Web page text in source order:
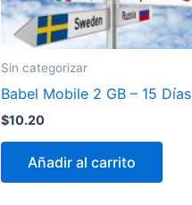
Sin categorizar
Babel Mobile 2 GB – 15 Días
$10.20
Añadir al carrito